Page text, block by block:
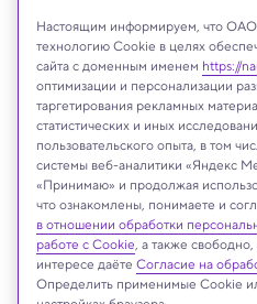
Robert Clark/Associated Press/East
Настоящим информируем, что ОАО
технологию Cookie в целях
сайта с доменным именем https://
оптимизации и персонализации
таргетирования рекламных
статистических и иных
пользовательского опыта, в том
системы веб-аналитики «Яндекс
«Принимаю» и продолжая
что ознакомлены, понимаете и
в отношении обработки
работе с Cookie, а также
интересе даёте Согласие на
Определить применимые Cookie